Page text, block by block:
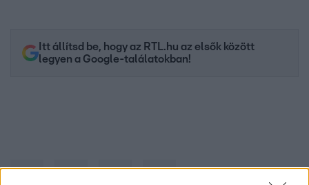
Itt állítsd be, hogy az RTL.hu az elsők között
legyen a Google-találatokban!